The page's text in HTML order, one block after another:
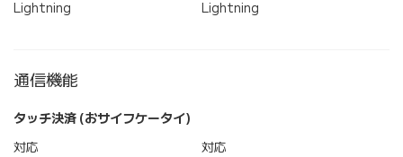
Lightning
Lightning
通信機能
タッチ決済 (おサイフケータイ)
対応
対応